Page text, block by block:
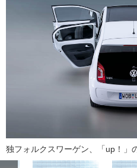
独フォルクスワーゲン、「up！」